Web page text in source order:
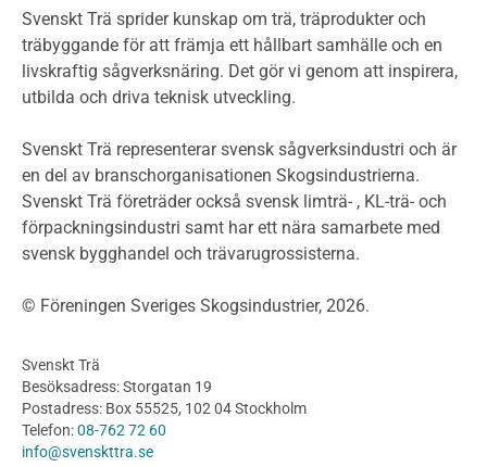
Miljödeklarationer och märkning
Termer och förkortningar
Planering
Klimatkalkylator hallar
Projektering av trähus - generellt
Byggsystem
Fasadsystem i skivmaterial
Bullerskärmar och andra utomhuskonstruktioner
Byggnation och utförande
Utförande
Produkter
Konstruktionsvirke
Svenskt Trä sprider kunskap om trä, träprodukter och
träbyggande för att främja ett hållbart samhälle och en
livskraftig sågverksnäring. Det gör vi genom att inspirera,
utbilda och driva teknisk utveckling.
Svenskt Trä representerar svensk sågverksindustri och är
en del av branschorganisationen Skogsindustrierna.
Svenskt Trä företräder också svensk limträ- , KL-trä- och
förpackningsindustri samt har ett nära samarbete med
svensk bygghandel och trävarugrossisterna.
© Föreningen Sveriges Skogsindustrier, 2026.
Svenskt Trä
Besöksadress: Storgatan 19
Postadress: Box 55525, 102 04 Stockholm
Telefon:08-762 72 60
info@svenskttra.se